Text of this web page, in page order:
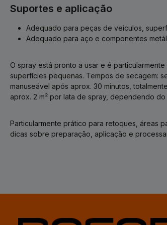
Suportes e aplicação
Adequado para peças de veículos,
Adequado para aço e componentes
O spray está pronto a usar e é
superfícies pequenas. Tempos de secagem:
manuseável após aprox. 30 minutos,
aprox. 2 m² por lata de spray, dependendo
Particularmente prático para retoques, áreas
dicas sobre preparação, aplicação e